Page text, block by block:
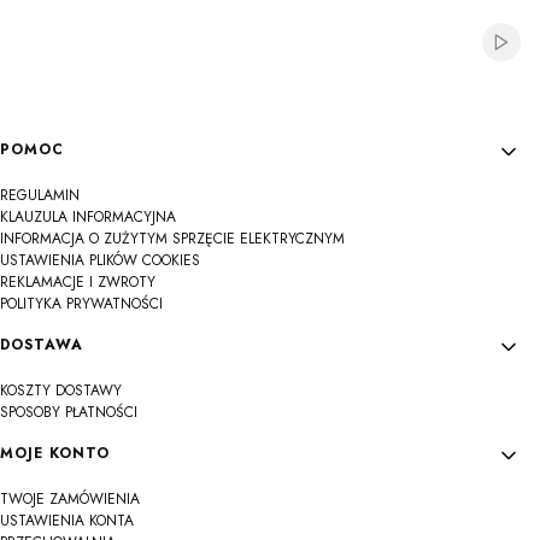
Linki w stopce
POMOC
REGULAMIN
KLAUZULA INFORMACYJNA
INFORMACJA O ZUŻYTYM SPRZĘCIE ELEKTRYCZNYM
USTAWIENIA PLIKÓW COOKIES
REKLAMACJE I ZWROTY
POLITYKA PRYWATNOŚCI
DOSTAWA
KOSZTY DOSTAWY
SPOSOBY PŁATNOŚCI
MOJE KONTO
TWOJE ZAMÓWIENIA
USTAWIENIA KONTA